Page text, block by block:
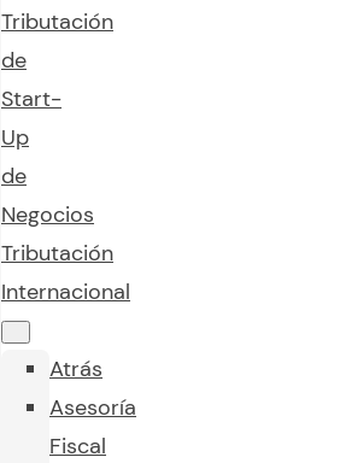
Tributación
de
Start-
Up
de
Negocios
Tributación
Internacional
Atrás
Asesoría
Fiscal